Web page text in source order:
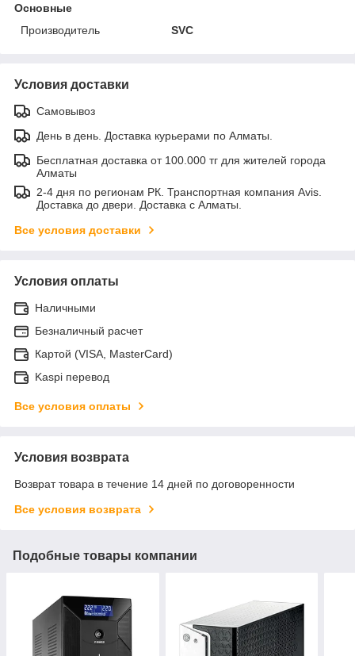
Основные
Производитель
SVC
Условия доставки
Самовывоз
День в день. Доставка курьерами по Алматы.
Бесплатная доставка от 100.000 тг для жителей города
Алматы
2-4 дня по регионам РК. Транспортная компания Avis.
Доставка до двери. Доставка с Алматы.
Все условия доставки
Условия оплаты
Наличными
Безналичный расчет
Картой (VISA, MasterCard)
Kaspi перевод
Все условия оплаты
Условия возврата
Возврат товара в течение 14 дней по договоренности
Все условия возврата
Подобные товары компании